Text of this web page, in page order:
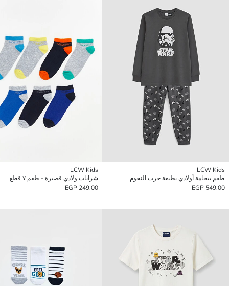
LCW Kids
طقم بيجامة أولادي بطبعة حرب النجوم
549.00 EGP
LCW Kids
شرابات ولادي قصيرة - طقم ٧ قطع
249.00 EGP